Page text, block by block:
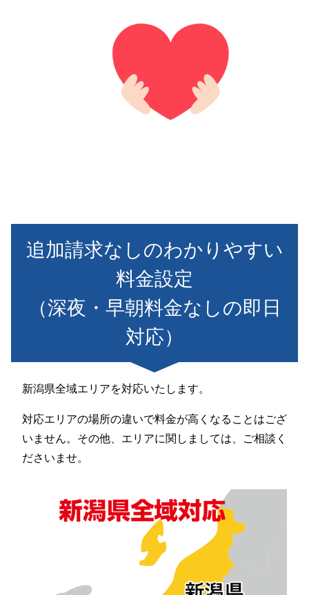
追加請求なしのわかりやすい
料金設定
（深夜・早朝料金なしの即日
対応）
新潟県全域エリアを対応いたします。
対応エリアの場所の違いで料金が高くなることはござ
いません。その他、エリアに関しましては、ご相談く
ださいませ。